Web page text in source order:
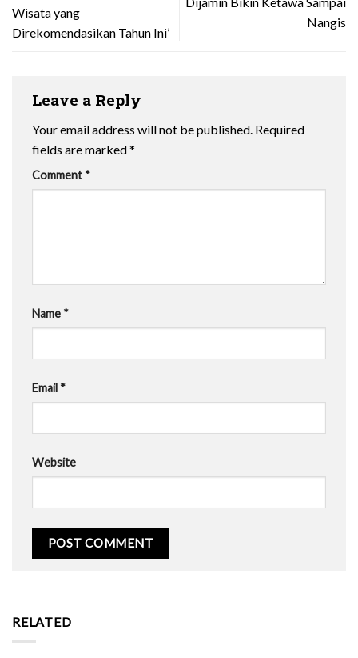
Wisata yang
Direkomendasikan Tahun Ini’
Nangis
Leave a Reply
Your email address will not be published. Required
fields are marked*
Comment *
Name *
Email *
Website
RELATED